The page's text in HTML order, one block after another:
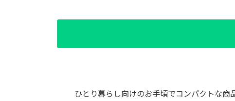
ひとり暮らし向けのお手頃でコンパクトな